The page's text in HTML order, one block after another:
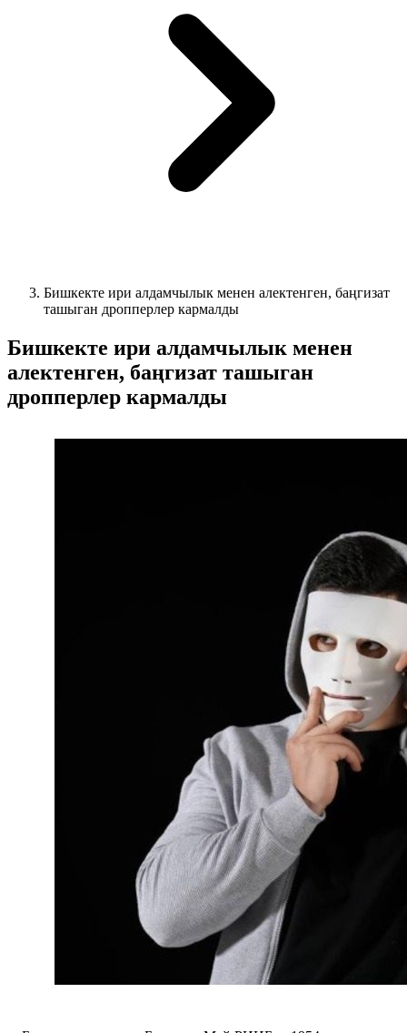
Бишкекте ири алдамчылык менен алектенген, баңгизат
ташыган дропперлер кармалды
Бишкекте ири алдамчылык менен
алектенген, баңгизат ташыган
дропперлер кармалды